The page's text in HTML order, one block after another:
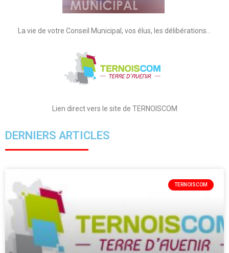
La vie de votre Conseil Municipal, vos élus, les délibérations…
Lien direct vers le site de TERNOISCOM
DERNIERS ARTICLES
TERNOISCOM